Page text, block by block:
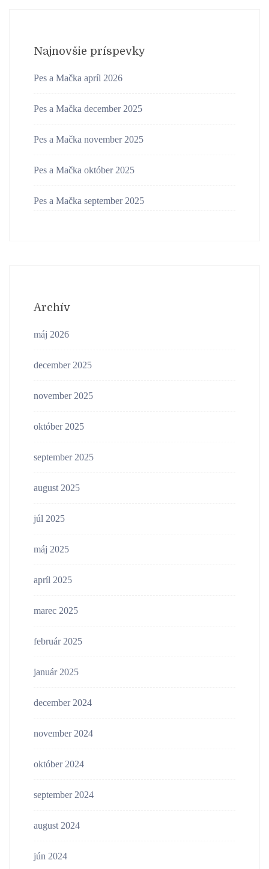
Najnovšie príspevky
Pes a Mačka apríl 2026
Pes a Mačka december 2025
Pes a Mačka november 2025
Pes a Mačka október 2025
Pes a Mačka september 2025
Archív
máj 2026
december 2025
november 2025
október 2025
september 2025
august 2025
júl 2025
máj 2025
apríl 2025
marec 2025
február 2025
január 2025
december 2024
november 2024
október 2024
september 2024
august 2024
jún 2024